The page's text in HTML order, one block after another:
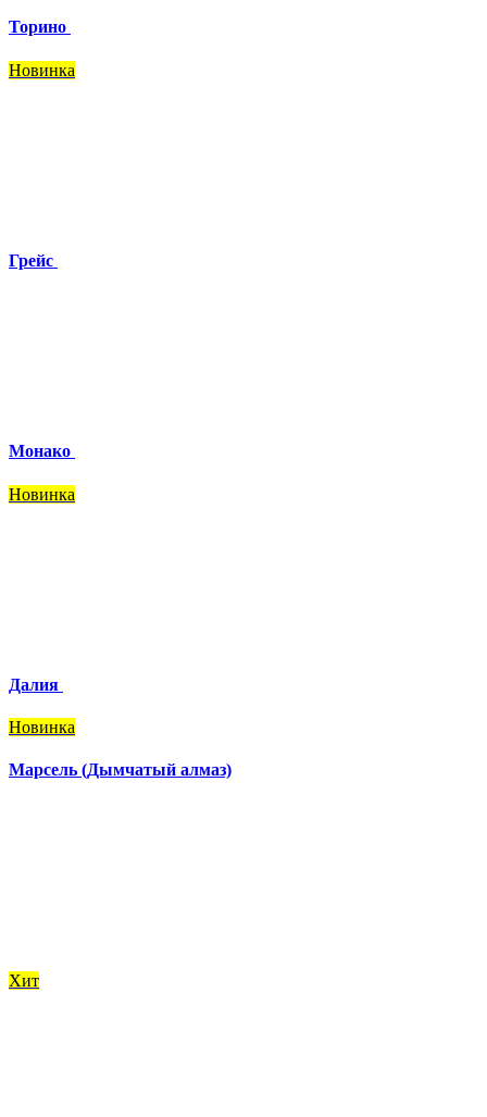
Торино
Новинка
Грейс
Монако
Новинка
Далия
Новинка
Марсель (Дымчатый алмаз)
Хит